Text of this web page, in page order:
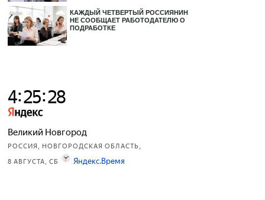
КАЖДЫЙ ЧЕТВЕРТЫЙ РОССИЯНИН
НЕ СООБЩАЕТ РАБОТОДАТЕЛЮ О
ПОДРАБОТКЕ